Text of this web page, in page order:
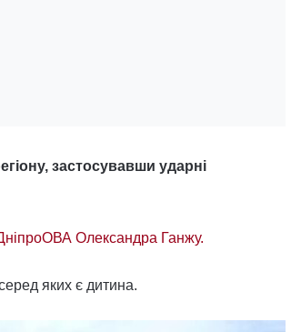
застосувавши ударні
Олександра Ганжу.
яких є дитина.